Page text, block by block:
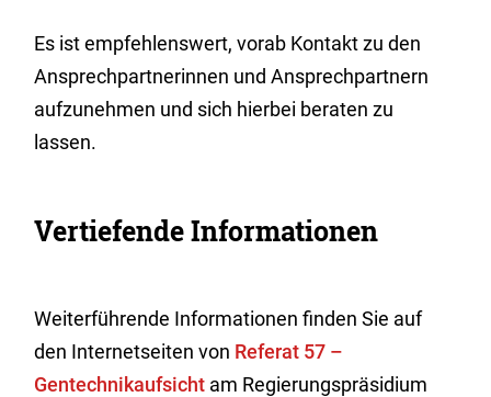
Es ist empfehlenswert, vorab Kontakt zu den
Ansprechpartnerinnen und Ansprechpartnern
aufzunehmen und sich hierbei beraten zu
lassen.
Vertiefende Informationen
Weiterführende Informationen finden Sie auf
den Internetseiten von Referat 57 –
Gentechnikaufsicht am Regierungspräsidium